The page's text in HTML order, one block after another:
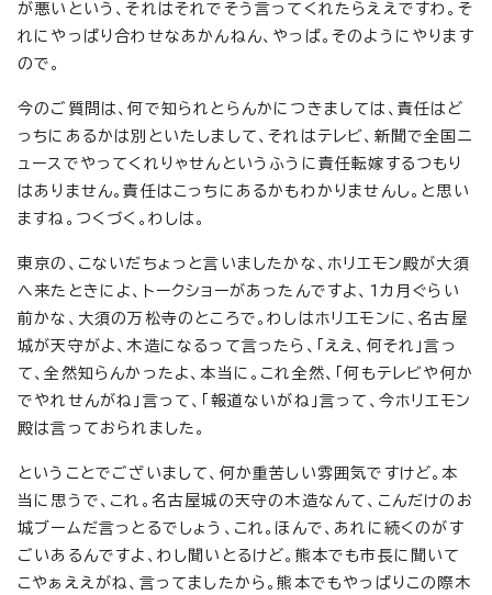
が悪いという、それはそれでそう言ってくれたらええですわ。そ
れにやっぱり合わせなあかんねん、やっぱ。そのようにやります
ので。
今のご質問は、何で知られとらんかにつきましては、責任はど
っちにあるかは別といたしまして、それはテレビ、新聞で全国ニ
ュースでやってくれりゃせんというふうに責任転嫁するつもり
はありません。責任はこっちにあるかもわかりませんし。と思い
ますね。つくづく。わしは。
東京の、こないだちょっと言いましたかな、ホリエモン殿が大須
へ来たときによ、トークショーがあったんですよ、1カ月ぐらい
前かな、大須の万松寺のところで。わしはホリエモンに、名古屋
城が天守がよ、木造になるって言ったら、「ええ、何それ」言っ
て、全然知らんかったよ、本当に。これ全然、「何もテレビや何か
でやれせんがね」言って、「報道ないがね」言って、今ホリエモン
殿は言っておられました。
ということでございまして、何か重苦しい雰囲気ですけど。本
当に思うで、これ。名古屋城の天守の木造なんて、こんだけのお
城ブームだ言っとるでしょう、これ。ほんで、あれに続くのがす
ごいあるんですよ、わし聞いとるけど。熊本でも市長に聞いて
こやぁええがね、言ってましたから。熊本でもやっぱりこの際木